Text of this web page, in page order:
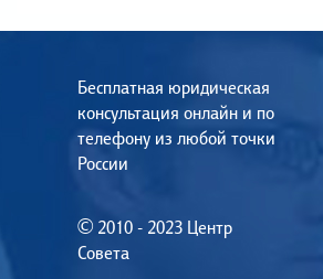
Бесплатная юридическая
консультация онлайн и по
телефону из любой точки
России
© 2010 - 2023 Центр
Совета